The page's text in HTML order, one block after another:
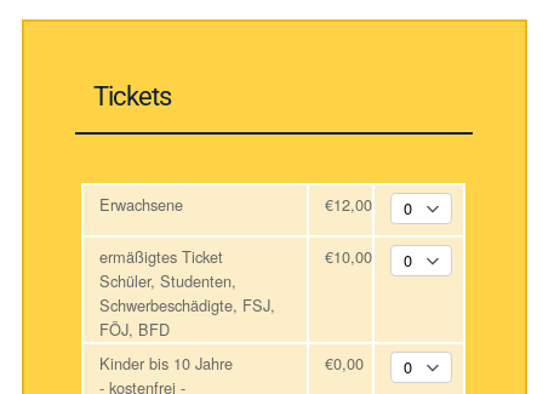
Tickets
Erwachsene €12,00
ermäßigtes Ticket
Schüler, Studenten,
Schwerbeschädigte, FSJ,
FÖJ, BFD
€10,00
Kinder bis 10 Jahre
- kostenfrei -
€0,00